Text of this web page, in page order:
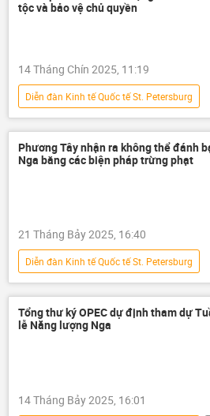
tộc và bảo vệ chủ quyền
14 Tháng Chín 2025, 11:19
Diễn đàn Kinh tế Quốc tế St. Petersburg
Tổ chức hợp tác Thượng Hải (SCO)
Chính trị
nghệ thuật
Khoa học
Vladimir Putin
Phương Tây nhận ra không thể đánh
Nga bằng các biện pháp trừng phạt
21 Tháng Bảy 2025, 16:40
Diễn đàn Kinh tế Quốc tế St. Petersburg
doanh nghiệp
Đức
Nga
Kinh tế
quan hệ
phương Tây
Tổng thư ký OPEC dự định tham dự
lễ Năng lượng Nga
14 Tháng Bảy 2025, 16:01